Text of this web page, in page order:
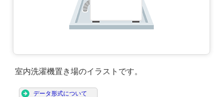
室内洗濯機置き場のイラストです。
データ形式について